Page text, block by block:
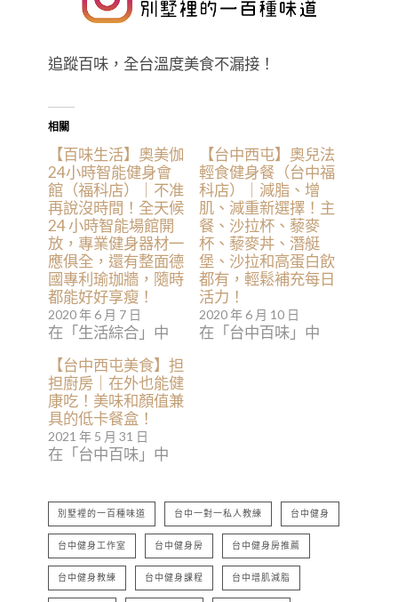
追蹤百味，全台溫度美食不漏接！
相關
【百味生活】奧美伽
24小時智能健身會
館（福科店）｜不准
再說沒時間！全天候
24 小時智能場館開
放，專業健身器材一
應俱全，還有整面德
國專利瑜珈牆，隨時
都能好好享瘦！
2020 年 6 月 7 日
在「生活綜合」中
【台中西屯】奧兒法
輕食健身餐（台中福
科店）｜減脂、增
肌、減重新選擇！主
餐、沙拉杯、藜麥
杯、藜麥丼、潛艇
堡、沙拉和高蛋白飲
都有，輕鬆補充每日
活力！
2020 年 6 月 10 日
在「台中百味」中
【台中西屯美食】担
担廚房｜在外也能健
康吃！美味和顏值兼
具的低卡餐盒！
2021 年 5 月 31 日
在「台中百味」中
別墅裡的一百種味道 台中一對一私人教練 台中健身
台中健身工作室 台中健身房 台中健身房推薦
台中健身教練 台中健身課程 台中增肌減脂